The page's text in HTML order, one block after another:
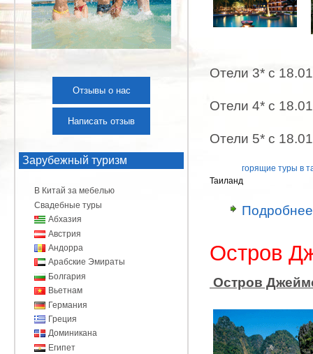
Отели 3* с
Отели 4* с
Отели 5* с
горящие туры в
Таиланд
Подробнее
Остров
Остров
Отзывы о нас
Написать отзыв
Зарубежный туризм
В Китай за мебелью
Свадебные туры
Абхазия
Австрия
Андорра
Арабские Эмираты
Болгария
Вьетнам
Германия
Греция
Доминикана
Египет